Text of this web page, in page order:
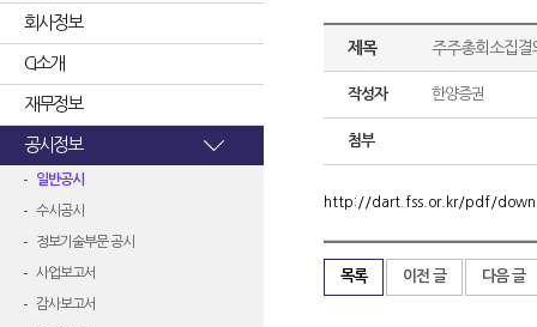
회사정보
CI소개
재무정보
공시정보
일반공시
수시공시
정보기술부문 공시
사업보고서
감사보고서
제목 주주총회소집결
작성자 한양증권
첨부
http://dart.fss.or.kr/pdf/
목록 이전 글 다음 글